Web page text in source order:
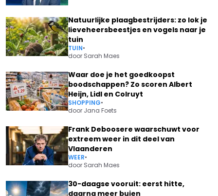
Natuurlijke plaagbestrijders: zo lok je
lieveheersbeestjes en vogels naar je
tuin
TUIN•
door Sarah Maes
Waar doe je het goedkoopst
boodschappen? Zo scoren Albert
Heijn, Lidl en Colruyt
SHOPPING•
door Jana Foets
Frank Deboosere waarschuwt voor
extreem weer in dit deel van
Vlaanderen
WEER•
door Sarah Maes
30-daagse vooruit: eerst hitte,
daarna meer buien